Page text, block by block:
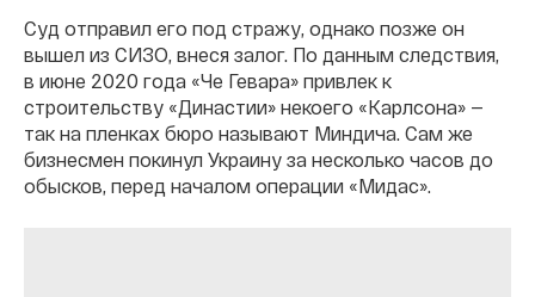
Суд отправил его под стражу, однако позже он
вышел из СИЗО, внеся залог. По данным следствия,
в июне 2020 года «Че Гевара» привлек к
строительству «Династии» некоего «Карлсона» —
так на пленках бюро называют Миндича. Сам же
бизнесмен покинул Украину за несколько часов до
обысков, перед началом операции «Мидас».